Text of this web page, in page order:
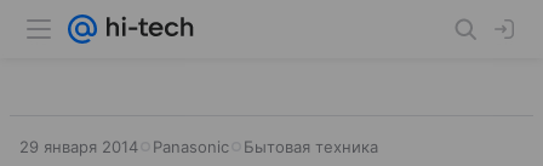
29 января 2014 Panasonic Бытовая техника